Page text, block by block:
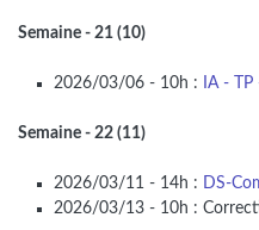
Semaine - 21 (10)
2026/03/06 - 10h : IA -
Semaine - 22 (11)
2026/03/11 - 14h :
DS-
2026/03/13 - 10h :